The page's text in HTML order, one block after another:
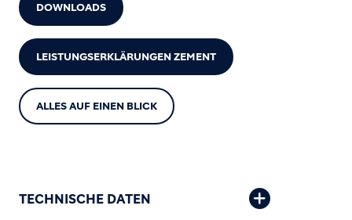
DOWNLOADS
LEISTUNGSERKLÄRUNGEN ZEMENT
ALLES AUF EINEN BLICK
TECHNISCHE DATEN